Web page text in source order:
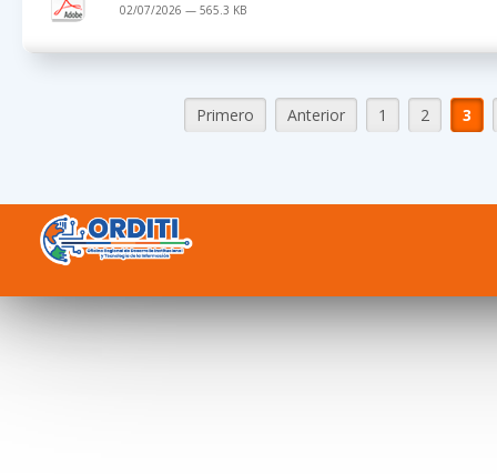
02/07/2026 — 565.3 KB
Primero Anterior 1 2 3